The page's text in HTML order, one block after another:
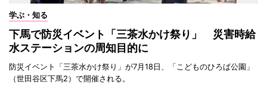
学ぶ・知る
下馬で防災イベント「三茶水かけ祭り」 災害時給
水ステーションの周知目的に
防災イベント「三茶水かけ祭り」が7月18日、「こどものひろば公園」
（世田谷区下馬2）で開催される。